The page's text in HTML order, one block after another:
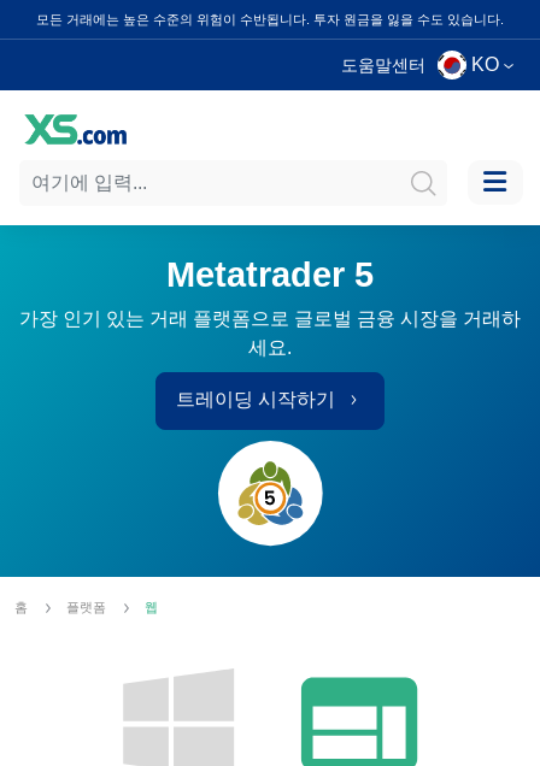
모든 거래에는 높은 수준의 위험이 수반됩니다. 투자 원금을 잃을 수도 있습니다.
도움말센터 KO
Metatrader 5
가장 인기 있는 거래 플랫폼으로 글로벌 금융 시장을 거래하
세요.
트레이딩 시작하기
홈 플랫폼 웹